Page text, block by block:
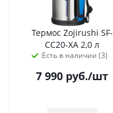
Термос Zojirushi SF-
CC20-XA 2,0 л
Есть в наличии (3)
7 990 руб./шт